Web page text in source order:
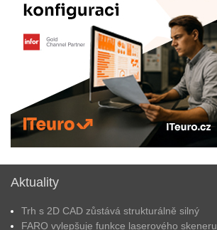
Aktuality
Trh s 2D CAD zůstává strukturálně silný
FARO vylepšuje funkce laserového skeneru